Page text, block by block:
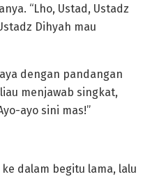
“Lho, Ustad, Ustadz
Dihyah mau
dengan pandangan
menjawab singkat,
ayo sini mas!”
dalam begitu lama, lalu